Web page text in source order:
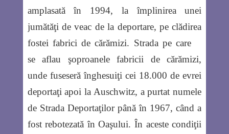
amplasată în 1994, la împlinirea unei
jumătăţi de veac de la deportare, pe clădirea
fostei fabrici de cărămizi. Strada pe care
se aflau şoproanele fabricii de cărămizi,
unde fuseseră înghesuiţi cei 18.000 de evrei
deportaţi apoi la Auschwitz, a purtat numele
de Strada Deportaţilor până în 1967, când a
fost rebotezată în Oaşului. În aceste condiţii